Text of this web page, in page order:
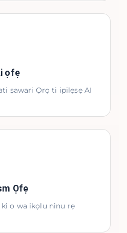
ọfẹ
ṣawari Ọrọ ti ipilẹṣẹ AI
Ọfẹ
o wa ikọlu ninu rẹ